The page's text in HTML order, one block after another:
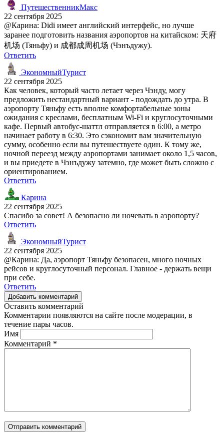
ПутешественникМакс
22 сентября 2025
@Карина: Didi имеет английский интерфейс, но лучше
заранее подготовить названия аэропортов на китайском: 天府
机场 (Тяньфу) и 成都成周机场 (Чэнъдужу).
Ответить
ЭкономныйТурист
22 сентября 2025
Как человек, который часто летает через Чэнду, могу
предложить нестандартный вариант - подождать до утра. В
аэропорту Тяньфу есть вполне комфортабельные зоны
ожидания с креслами, бесплатным Wi-Fi и круглосуточными
кафе. Первый автобус-шаттл отправляется в 6:00, а метро
начинает работу в 6:30. Это сэкономит вам значительную
сумму, особенно если вы путешествуете один. К тому же,
ночной переезд между аэропортами занимает около 1,5 часов,
и вы приедете в Чэнъдужу затемно, где может быть сложно с
ориентированием.
Ответить
Карина
22 сентября 2025
Спасибо за совет! А безопасно ли ночевать в аэропорту?
Ответить
ЭкономныйТурист
22 сентября 2025
@Карина: Да, аэропорт Тяньфу безопасен, много ночных
рейсов и круглосуточный персонал. Главное - держать вещи
при себе.
Ответить
Добавить комментарий
Оставить комментарий
Комментарии появляются на сайте после модерации, в
течение пары часов.
Имя
Комментарий *